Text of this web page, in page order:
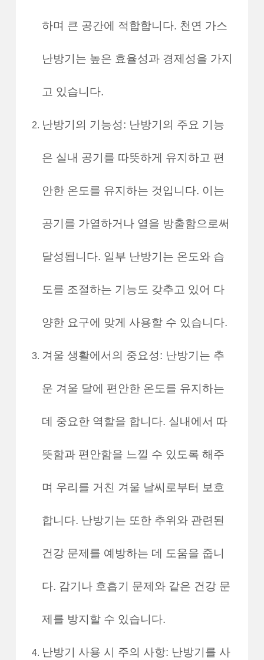
하며 큰 공간에 적합합니다. 천연 가스
난방기는 높은 효율성과 경제성을 가지
고 있습니다.
난방기의 기능성: 난방기의 주요 기능
은 실내 공기를 따뜻하게 유지하고 편
안한 온도를 유지하는 것입니다. 이는
공기를 가열하거나 열을 방출함으로써
달성됩니다. 일부 난방기는 온도와 습
도를 조절하는 기능도 갖추고 있어 다
양한 요구에 맞게 사용할 수 있습니다.
겨울 생활에서의 중요성: 난방기는 추
운 겨울 달에 편안한 온도를 유지하는
데 중요한 역할을 합니다. 실내에서 따
뜻함과 편안함을 느낄 수 있도록 해주
며 우리를 거친 겨울 날씨로부터 보호
합니다. 난방기는 또한 추위와 관련된
건강 문제를 예방하는 데 도움을 줍니
다. 감기나 호흡기 문제와 같은 건강 문
제를 방지할 수 있습니다.
난방기 사용 시 주의 사항: 난방기를 사